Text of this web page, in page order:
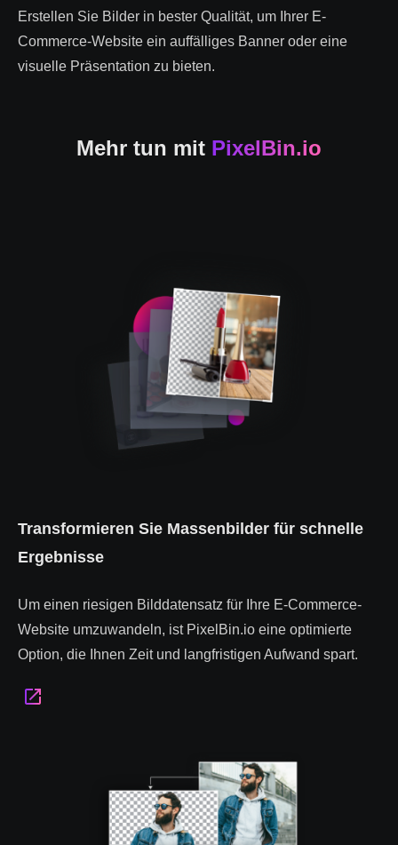
Erstellen Sie Bilder in bester Qualität, um Ihrer E-
Commerce-Website ein auffälliges Banner oder eine
visuelle Präsentation zu bieten.
Mehr tun mit PixelBin.io
Transformieren Sie Massenbilder für schnelle
Ergebnisse
Um einen riesigen Bilddatensatz für Ihre E-Commerce-
Website umzuwandeln, ist PixelBin.io eine optimierte
Option, die Ihnen Zeit und langfristigen Aufwand spart.